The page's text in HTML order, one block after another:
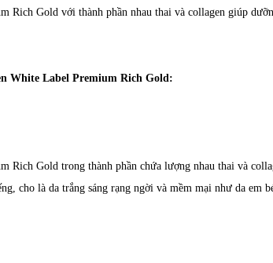
Rich Gold với thành phần nhau thai và collagen giúp
White Label Premium Rich Gold:
Rich Gold trong thành phần chứa lượng nhau thai và
cho là da trắng sáng rạng ngời và mềm mại như da em